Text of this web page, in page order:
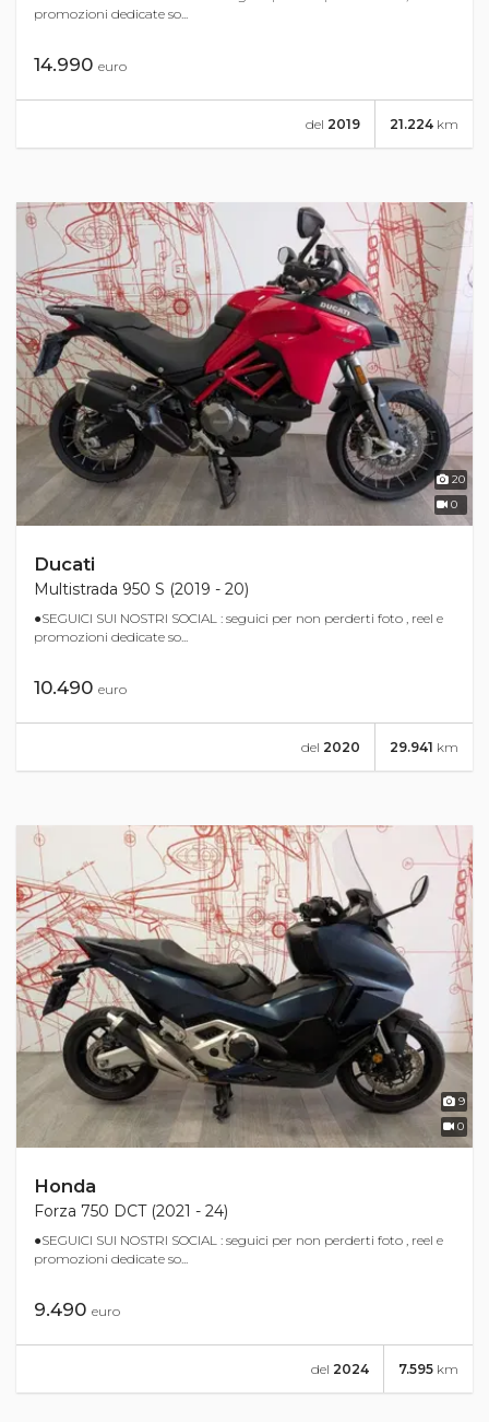
promozioni dedicate so...
14.990 euro
21.224 km
del 2019
20
0
Ducati
Multistrada 950 S (2019 - 20)
●SEGUICI SUI NOSTRI SOCIAL : seguici per non perderti foto , reel e
promozioni dedicate so...
10.490 euro
29.941 km
del 2020
9
0
Honda
Forza 750 DCT (2021 - 24)
●SEGUICI SUI NOSTRI SOCIAL : seguici per non perderti foto , reel e
promozioni dedicate so...
9.490 euro
7.595 km
del 2024